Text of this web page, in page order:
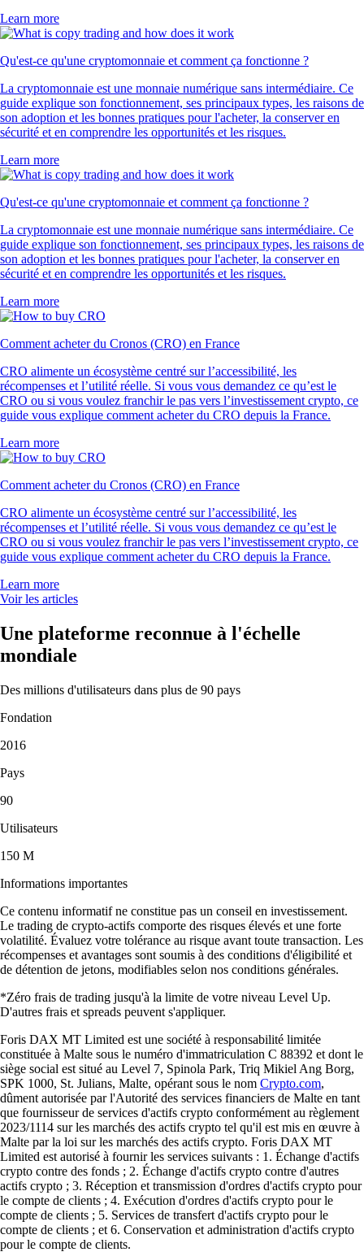
Learn more
Qu'est-ce qu'une cryptomonnaie et comment ça fonctionne ?
La cryptomonnaie est une monnaie numérique sans intermédiaire. Ce
guide explique son fonctionnement, ses principaux types, les raisons de
son adoption et les bonnes pratiques pour l'acheter, la conserver en
sécurité et en comprendre les opportunités et les risques.
Learn more
Qu'est-ce qu'une cryptomonnaie et comment ça fonctionne ?
La cryptomonnaie est une monnaie numérique sans intermédiaire. Ce
guide explique son fonctionnement, ses principaux types, les raisons de
son adoption et les bonnes pratiques pour l'acheter, la conserver en
sécurité et en comprendre les opportunités et les risques.
Learn more
Comment acheter du Cronos (CRO) en France
CRO alimente un écosystème centré sur l’accessibilité, les
récompenses et l’utilité réelle. Si vous vous demandez ce qu’est le
CRO ou si vous voulez franchir le pas vers l’investissement crypto, ce
guide vous explique comment acheter du CRO depuis la France.
Learn more
Comment acheter du Cronos (CRO) en France
CRO alimente un écosystème centré sur l’accessibilité, les
récompenses et l’utilité réelle. Si vous vous demandez ce qu’est le
CRO ou si vous voulez franchir le pas vers l’investissement crypto, ce
guide vous explique comment acheter du CRO depuis la France.
Learn more
Voir les articles
Une plateforme reconnue à l'échelle
mondiale
Des millions d'utilisateurs dans plus de 90 pays
Fondation
2016
Pays
90
Utilisateurs
150 M
Informations importantes
Ce contenu informatif ne constitue pas un conseil en investissement.
Le trading de crypto-actifs comporte des risques élevés et une forte
volatilité. Évaluez votre tolérance au risque avant toute transaction. Les
récompenses et avantages sont soumis à des conditions d'éligibilité et
de détention de jetons, modifiables selon nos conditions générales.
*Zéro frais de trading jusqu'à la limite de votre niveau Level Up.
D'autres frais et spreads peuvent s'appliquer.
Foris DAX MT Limited est une société à responsabilité limitée
constituée à Malte sous le numéro d'immatriculation C 88392 et dont le
siège social est situé au Level 7, Spinola Park, Triq Mikiel Ang Borg,
SPK 1000, St. Julians, Malte, opérant sous le nom Crypto.com,
dûment autorisée par l'Autorité des services financiers de Malte en tant
que fournisseur de services d'actifs crypto conformément au règlement
2023/1114 sur les marchés des actifs crypto tel qu'il est mis en œuvre à
Malte par la loi sur les marchés des actifs crypto. Foris DAX MT
Limited est autorisé à fournir les services suivants : 1. Échange d'actifs
crypto contre des fonds ; 2. Échange d'actifs crypto contre d'autres
actifs crypto ; 3. Réception et transmission d'ordres d'actifs crypto pour
le compte de clients ; 4. Exécution d'ordres d'actifs crypto pour le
compte de clients ; 5. Services de transfert d'actifs crypto pour le
compte de clients ; et 6. Conservation et administration d'actifs crypto
pour le compte de clients.